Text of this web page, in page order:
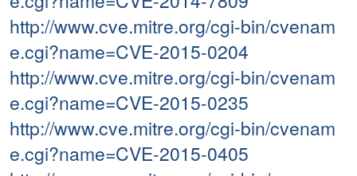
http://www.cve.mitre.org/cgi-bin/cvenam
e.cgi?name=CVE-2015-0204
http://www.cve.mitre.org/cgi-bin/cvenam
e.cgi?name=CVE-2015-0235
http://www.cve.mitre.org/cgi-bin/cvenam
e.cgi?name=CVE-2015-0405